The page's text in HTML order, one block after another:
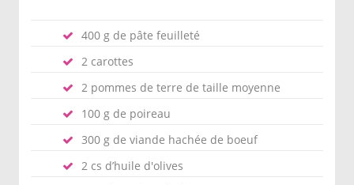
400 g de pâte feuilleté
2 carottes
2 pommes de terre de taille moyenne
100 g de poireau
300 g de viande hachée de boeuf
2 cs d’huile d'olives